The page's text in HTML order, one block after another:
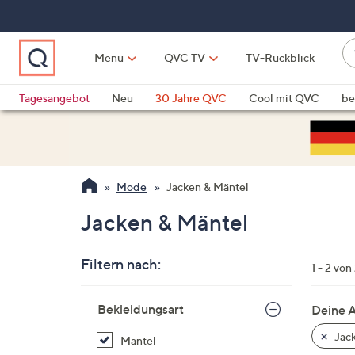
springen
Menü QVC TV TV-Rückblick
Tagesangebot Neu 30 Jahre QVC Cool mit QVC
Mode Jacken & Mäntel
Jacken & Mäntel
Filtern nach:
Produktliste
Bekleidungsart
Mäntel
1 - 2 von
Deine